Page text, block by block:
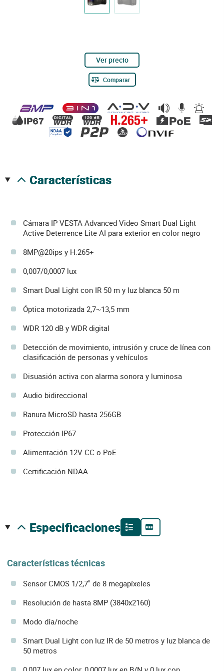
Ver precio
Comparar
características
Cámara IP VESTA Advanced Video Smart Dual Light
Active Deterrence Lite AI para exterior en color negro
8MP@20ips y H.265+
0,007/0,0007 lux
Smart Dual Light con IR 50 m y luz blanca 50 m
Óptica motorizada 2,7~13,5 mm
WDR 120 dB y WDR digital
Detección de movimiento, intrusión y cruce de línea con
clasificación de personas y vehículos
Disuasión activa con alarma sonora y luminosa
Audio bidireccional
Ranura MicroSD hasta 256GB
Protección IP67
Alimentación 12V CC o PoE
Certificación NDAA
especificaciones
Características técnicas
Sensor CMOS 1/2,7" de 8 megapíxeles
Resolución de hasta 8MP (3840x2160)
Modo día/noche
Smart Dual Light con luz IR de 50 metros y luz blanca de
50 metros